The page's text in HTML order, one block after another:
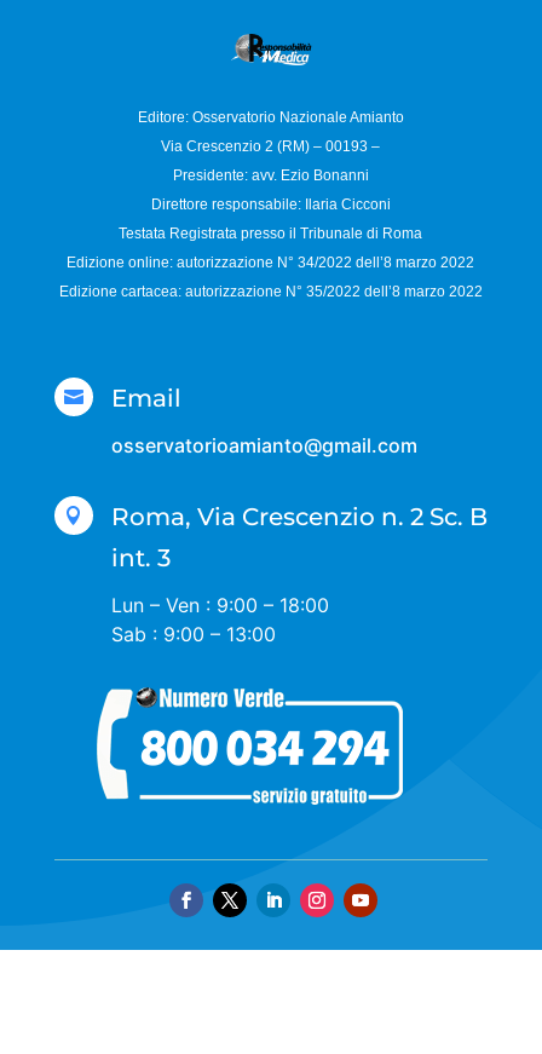
Editore: Osservatorio Nazionale Amianto
Via Crescenzio 2 (RM) – 00193 –
Presidente: avv. Ezio Bonanni
Direttore responsabile:
Ilaria Cicconi
Testata Registrata presso il Tribunale di Roma
Edizione online: autorizzazione N°34/2022 dell’8 marzo 2022
Edizione cartacea: autorizzazione N° 35/2022 dell’8 marzo 2022
 Email
osservatorioamianto@gmail.com

Roma, Via Crescenzio n. 2 Sc. B
int. 3
Lun – Ven : 9:00 – 18:00
Sab : 9:00 – 13:00